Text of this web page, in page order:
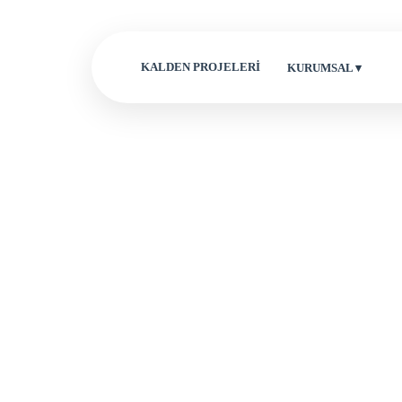
KALDEN PROJELERİ KURUMSAL ▾